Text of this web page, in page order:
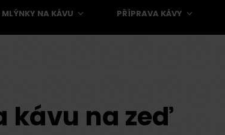
MLÝNKY NA KÁVU PŘÍPRAVA KÁVY
kávu na zeď